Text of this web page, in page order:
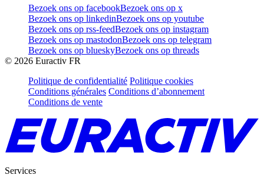
Bezoek ons op facebookBezoek ons op x
Bezoek ons op linkedinBezoek ons op youtube
Bezoek ons op rss-feedBezoek ons op instagram
Bezoek ons op mastodonBezoek ons op telegram
Bezoek ons op blueskyBezoek ons op threads
© 2026 Euractiv FR
Politique de confidentialité Politique cookies
Conditions générales Conditions d’abonnement
Conditions de vente
Services